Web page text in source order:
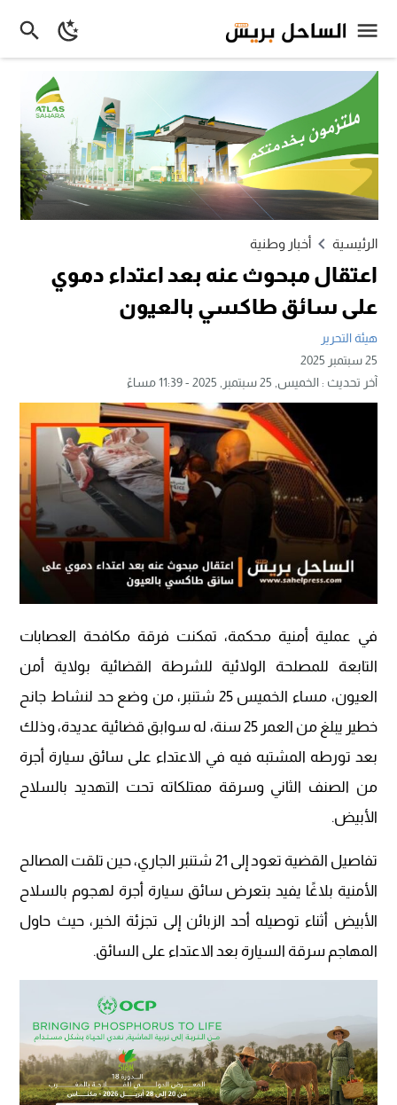
الرئيسية أخبار وطنية
اعتقال مبحوث عنه بعد اعتداء دموي
على سائق طاكسي بالعيون
هيئة التحرير
25 سبتمبر 2025
آخر تحديث :الخميس, 25 سبتمبر, 2025 - 11:39 مساءً
في عملية أمنية محكمة، تمكنت فرقة مكافحة العصابات
التابعة للمصلحة الولائية للشرطة القضائية بولاية أمن
العيون، مساء الخميس 25 شتنبر، من وضع حد لنشاط جانح
خطير يبلغ من العمر 25 سنة، له سوابق قضائية عديدة، وذلك
بعد تورطه المشتبه فيه في الاعتداء على سائق سيارة أجرة
من الصنف الثاني وسرقة ممتلكاته تحت التهديد بالسلاح
الأبيض.
تفاصيل القضية تعود إلى 21 شتنبر الجاري، حين تلقت المصالح
الأمنية بلاغًا يفيد بتعرض سائق سيارة أجرة لهجوم بالسلاح
الأبيض أثناء توصيله أحد الزبائن إلى تجزئة الخير، حيث حاول
المهاجم سرقة السيارة بعد الاعتداء على السائق.